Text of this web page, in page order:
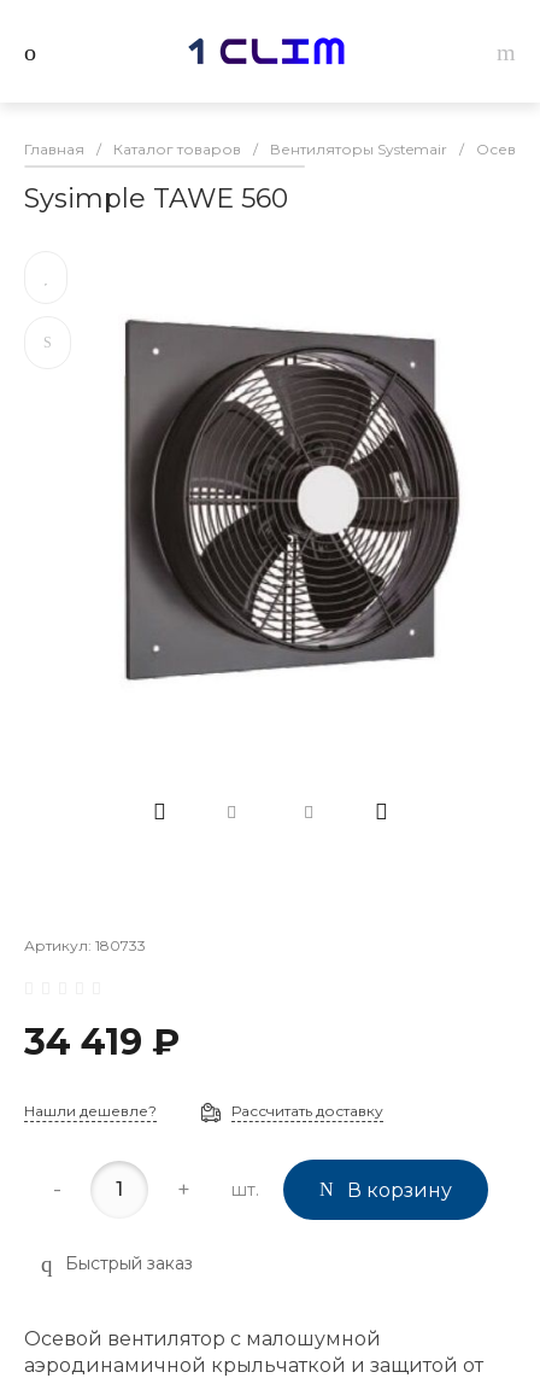
Главная / Каталог товаров / Вентиляторы Systemair / Осевые
Sysimple TAWE 560
Артикул: 180733
34 419 ₽
Нашли дешевле? Рассчитать доставку
- + шт. В корзину
Быстрый заказ
Осевой вентилятор с малошумной
аэродинамичной крыльчаткой и защитой от